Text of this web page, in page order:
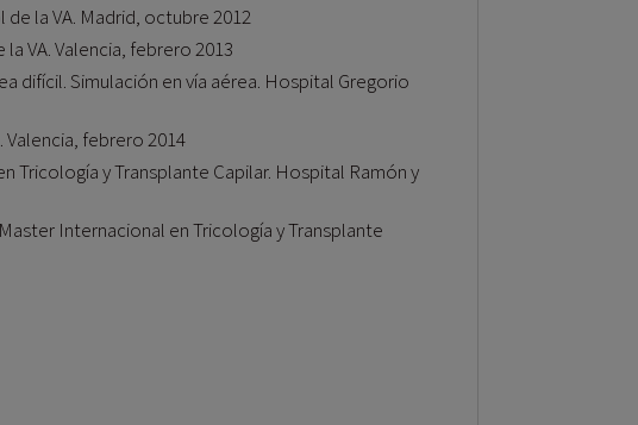
la VA. Madrid, octubre 2012
VA. Valencia, febrero 2013
difícil. Simulación en vía aérea. Hospital Gregorio
febrero 2014
Tricología y Transplante Capilar. Hospital Ramón y
Internacional en Tricología y Transplante